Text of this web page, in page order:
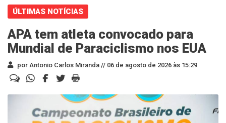
ÚLTIMAS NOTÍCIAS
APA tem atleta convocado para
Mundial de Paraciclismo nos EUA
por Antonio Carlos Miranda // 06 de agosto de 2026 às 15:29